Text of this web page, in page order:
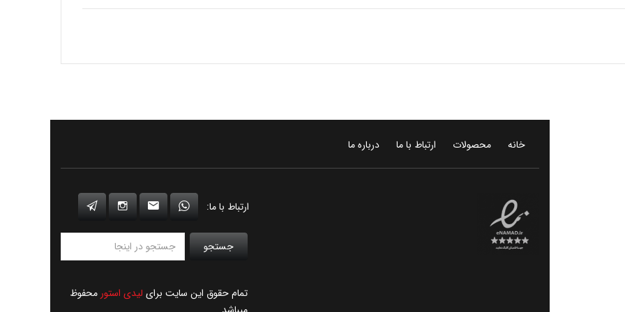
خانه محصولات ارتباط با ما درباره ما
ارتباط با ما:
جستجو
تمام حقوق این سایت برای لیدی استور محفوظ